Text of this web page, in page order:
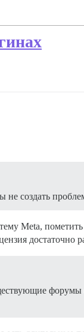
не создать
Meta, пометить
достаточно